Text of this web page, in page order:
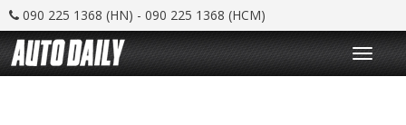
090 225 1368 (HN) - 090 225 1368 (HCM)
T
o
g